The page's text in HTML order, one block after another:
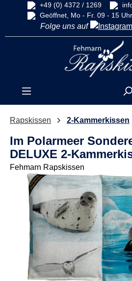
springen
+49 (0) 4372 / 1269
Geöffnet, Mo - Fr. 09 - 15
Folge uns auf
Rapskissen 2-Kammerkissen
Im Polarmeer
DELUXE 2-
Fehmarn Rapskissen
Bildergalerie überspringen